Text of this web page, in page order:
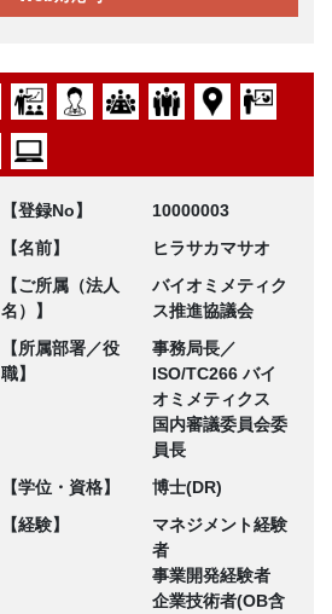
【登録No】
10000003
【名前】
ヒラサカマサオ
【ご所属（法人
名）】
バイオミメティク
ス推進協議会
【所属部署／役
職】
事務局長／
ISO/TC266 バイ
オミメティクス
国内審議委員会委
員長
【学位・資格】
博士(DR)
【経験】
マネジメント経験
者
事業開発経験者
企業技術者(OB含